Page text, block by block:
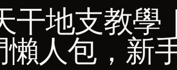
干地支教學
人包，新